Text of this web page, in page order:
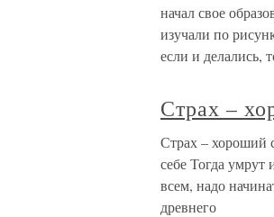
начал свое
изучали по
если и делались,
Страх –
Страх – хороший
себе Тогда умрут
всем, надо
древнего